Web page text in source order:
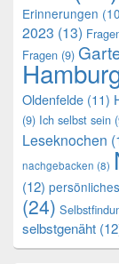
Erinnerungen
2023 (13)
Fragen (9)
Oldenfelde (11)
(9) Ich selbst sein
Leseknochen
nachgebacken (8)
(12) persönliches
(24)
selbstgenäht